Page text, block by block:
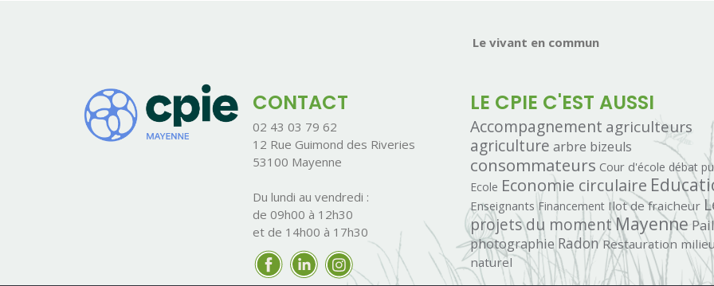
Le vivant en commun
CONTACT
02 43 03 79 62
12 Rue Guimond des Riveries
53100 Mayenne
Du lundi au vendredi :
de 09h00 à 12h30
et de 14h00 à 17h30
LE CPIE C'EST AUSSI
Accompagnement agriculteurs
agriculture arbre bizeuls
consommateurs Cour d'école débat
Ecole Economie circulaire
Enseignants Financement Ilot de fraicheur
projets du momentMayenne
photographie Radon Restauration milieu
naturel